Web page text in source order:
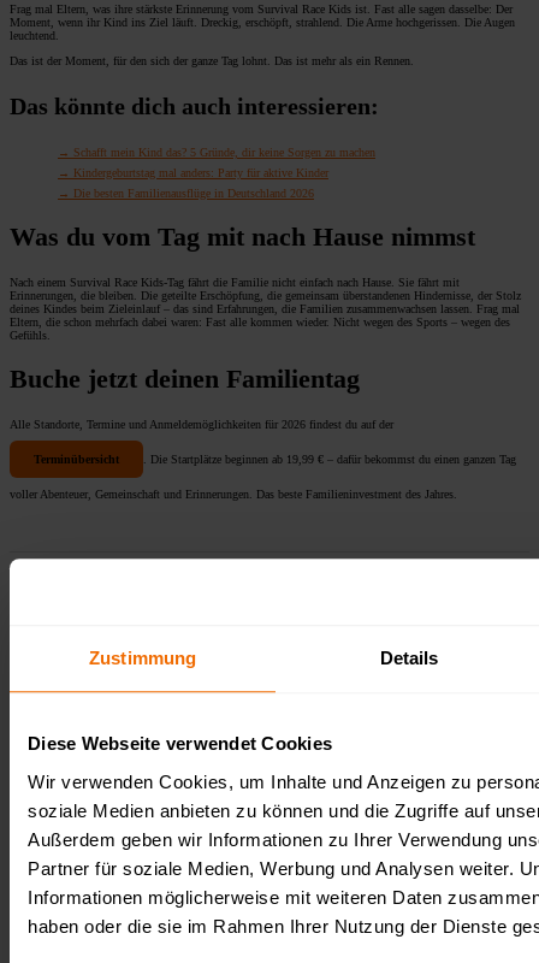
Zustimmung Details
Diese Webseite verwendet Cookies
Wir verwenden Cookies, um Inhalte und Anzeigen zu
soziale Medien anbieten zu können und die Zugriffe auf
Außerdem geben wir Informationen zu Ihrer Verwendung
Partner für soziale Medien, Werbung und Analysen weiter.
Informationen möglicherweise mit weiteren Daten
haben oder die sie im Rahmen Ihrer Nutzung der Dienste
Frag mal Eltern, was ihre stärkste Erinnerung vom Survival Race Kids ist. Fast alle sagen dasselbe: Der
Moment, wenn ihr Kind ins Ziel läuft. Dreckig, erschöpft, strahlend. Die Arme hochgerissen. Die Augen
leuchtend.
Das ist der Moment, für den sich der ganze Tag lohnt. Das ist mehr als ein Rennen.
Das könnte dich auch interessieren:
Schafft mein Kind das? 5 Gründe, dir keine Sorgen zu machen
Kindergeburtstag mal anders: Party für aktive Kinder
Die besten Familienausflüge in Deutschland 2026
Was du vom Tag mit nach Hause nimmst
Nach einem Survival Race Kids-Tag fährt die Familie nicht einfach nach Hause. Sie fährt mit
Erinnerungen, die bleiben. Die geteilte Erschöpfung, die gemeinsam überstandenen Hindernisse, der Stolz
deines Kindes beim Zieleinlauf – das sind Erfahrungen, die Familien zusammenwachsen lassen. Frag mal
Eltern, die schon mehrfach dabei waren: Fast alle kommen wieder. Nicht wegen des Sports – wegen des
Gefühls.
Buche jetzt deinen Familientag
Alle Standorte, Termine und Anmeldemöglichkeiten für 2026 findest du auf der
Terminübersicht . Die Startplätze beginnen ab 19,99 € – dafür bekommst du einen ganzen Tag
voller Abenteuer, Gemeinschaft und Erinnerungen. Das beste Familieninvestment des Jahres.
Veranstalter:
Survival Race OCR Events gGmbH
Fürstenberger Straße 33
15232 Frankfurt (Oder)
USt-IdNr.: DE364311444
Gemeinnützige GmbH
Schreibe uns: kontakt@survivalrace.de